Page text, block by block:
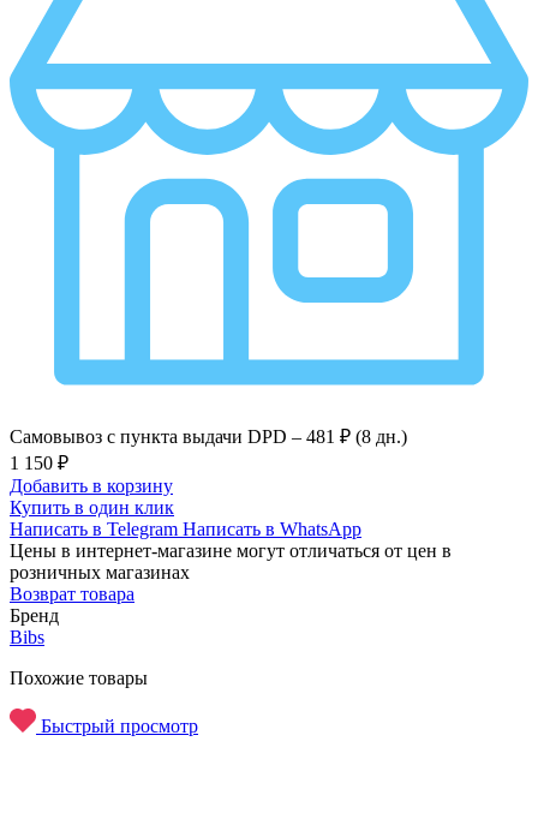
Самовывоз с пункта выдачи DPD – 481 ₽ (8 дн.)
1 150 ₽
Добавить в корзину
Купить в один клик
Написать в Telegram Написать в WhatsApp
Цены в интернет-магазине могут отличаться от цен в
розничных магазинах
Возврат товара
Бренд
Bibs
Похожие товары
Быстрый просмотр